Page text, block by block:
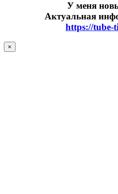
У меня
Актуальная
https://tube-
×